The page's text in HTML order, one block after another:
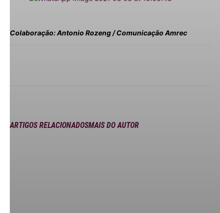
Colaboração: Antonio Rozeng / Comunicação Amrec
ARTIGOS RELACIONADOSMAIS DO AUTOR